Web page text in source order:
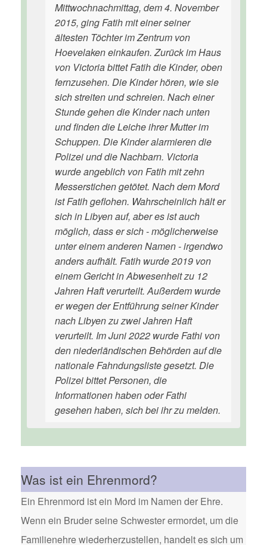
Mittwochnachmittag, dem 4. November
2015, ging Fatih mit einer seiner
ältesten Töchter im Zentrum von
Hoevelaken einkaufen. Zurück im Haus
von Victoria bittet Fatih die Kinder, oben
fernzusehen. Die Kinder hören, wie sie
sich streiten und schreien. Nach einer
Stunde gehen die Kinder nach unten
und finden die Leiche ihrer Mutter im
Schuppen. Die Kinder alarmieren die
Polizei und die Nachbarn. Victoria
wurde angeblich von Fatih mit zehn
Messerstichen getötet. Nach dem Mord
ist Fatih geflohen. Wahrscheinlich hält er
sich in Libyen auf, aber es ist auch
möglich, dass er sich - möglicherweise
unter einem anderen Namen - irgendwo
anders aufhält. Fatih wurde 2019 von
einem Gericht in Abwesenheit zu 12
Jahren Haft verurteilt. Außerdem wurde
er wegen der Entführung seiner Kinder
nach Libyen zu zwei Jahren Haft
verurteilt. Im Juni 2022 wurde Fathi von
den niederländischen Behörden auf die
nationale Fahndungsliste gesetzt. Die
Polizei bittet Personen, die
Informationen haben oder Fathi
gesehen haben, sich bei ihr zu melden.
Was ist ein Ehrenmord?
Ein Ehrenmord ist ein Mord im Namen der Ehre.
Wenn ein Bruder seine Schwester ermordet, um die
Familienehre wiederherzustellen, handelt es sich um